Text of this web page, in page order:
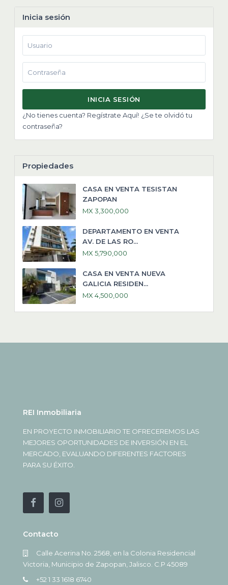
Inicia sesión
INICIA SESIÓN
¿No tienes cuenta? Regístrate Aquí! ¿Se te olvidó tu
contraseña?
Propiedades
CASA EN VENTA TESISTAN
ZAPOPAN
MX 3,300,000
DEPARTAMENTO EN VENTA
AV. DE LAS RO...
MX 5,790,000
CASA EN VENTA NUEVA
GALICIA RESIDEN...
MX 4,500,000
REI Inmobiliaria
EN PROYECTO INMOBILIARIO TE OFRECEREMOS LAS
MEJORES OPORTUNIDADES DE INVERSIÓN EN EL
MERCADO, EVALUANDO DIFERENTES FACTORES
PARA SU ÉXITO.
Contacto
Calle Acerina No. 2568, en la Colonia Residencial
Victoria, Municipio de Zapopan, Jalisco. C.P 45089
+52 1 33 1618 6740